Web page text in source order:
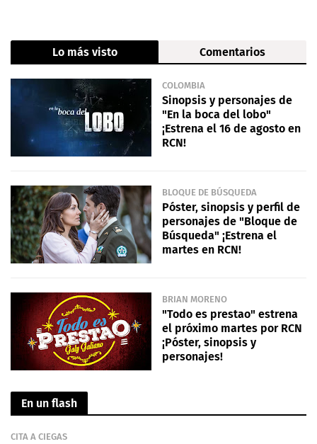
Lo más visto Comentarios
COLOMBIA
Sinopsis y personajes de
"En la boca del lobo"
¡Estrena el 16 de agosto en
RCN!
BLOQUE DE BÚSQUEDA
Póster, sinopsis y perfil de
personajes de "Bloque de
Búsqueda" ¡Estrena el
martes en RCN!
BRIAN MORENO
"Todo es prestao" estrena
el próximo martes por RCN
¡Póster, sinopsis y
personajes!
En un flash
CITA A CIEGAS